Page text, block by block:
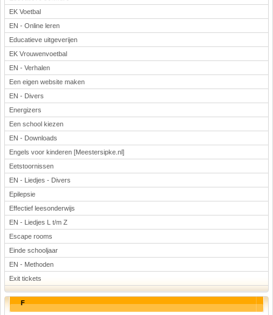
EK Voetbal
EN - Online leren
Educatieve uitgeverijen
EK Vrouwenvoetbal
EN - Verhalen
Een eigen website maken
EN - Divers
Energizers
Een school kiezen
EN - Downloads
Engels voor kinderen [Meestersipke.nl]
Eetstoornissen
EN - Liedjes - Divers
Epilepsie
Effectief leesonderwijs
EN - Liedjes L t/m Z
Escape rooms
Einde schooljaar
EN - Methoden
Exit tickets
F